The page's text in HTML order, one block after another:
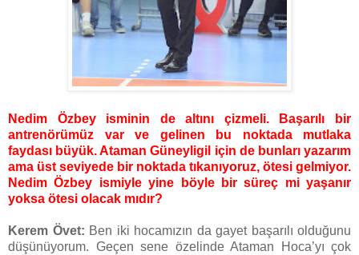
Nedim Özbey isminin de altını çizmeli. Başarılı bir
antrenörümüz var ve gelinen bu noktada mutlaka
faydası büyük. Ataman Güneyligil için de bunları yazarım
ama üst seviyede bir noktada tıkanıyoruz, ötesi gelmiyor.
Nedim Özbey ismiyle yine böyle bir süreç mi yaşanır
yoksa ötesi olacak mıdır?
Kerem Övet: Ben iki hocamızın da gayet başarılı olduğunu
düşünüyorum. Geçen sene özelinde Ataman Hoca’yı çok